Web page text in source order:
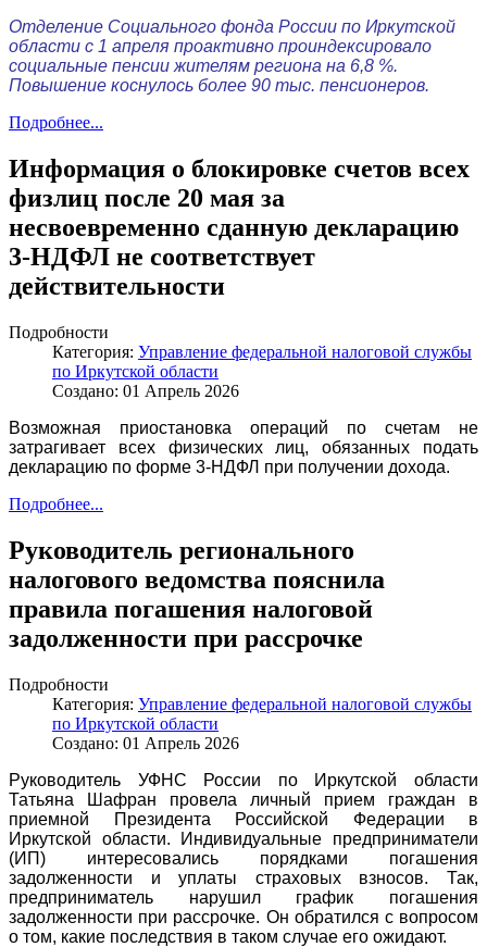
Отделение Социального фонда России по Иркутской
области с 1 апреля проактивно проиндексировало
социальные пенсии жителям региона на 6,8 %.
Повышение коснулось более 90 тыс. пенсионеров.
Подробнее...
Информация о блокировке счетов всех
физлиц после 20 мая за
несвоевременно сданную декларацию
3-НДФЛ не соответствует
действительности
Подробности
Категория: Управление федеральной налоговой службы
по Иркутской области
Создано: 01 Апрель 2026
Возможная приостановка операций по счетам не
затрагивает всех физических лиц, обязанных подать
декларацию по форме 3-НДФЛ при получении дохода.
Подробнее...
Руководитель регионального
налогового ведомства пояснила
правила погашения налоговой
задолженности при рассрочке
Подробности
Категория: Управление федеральной налоговой службы
по Иркутской области
Создано: 01 Апрель 2026
Руководитель УФНС России по Иркутской области
Татьяна Шафран провела личный прием граждан в
приемной Президента Российской Федерации в
Иркутской области. Индивидуальные предприниматели
(ИП) интересовались порядками погашения
задолженности и уплаты страховых взносов. Так,
предприниматель нарушил график погашения
задолженности при рассрочке. Он обратился с вопросом
о том, какие последствия в таком случае его ожидают.